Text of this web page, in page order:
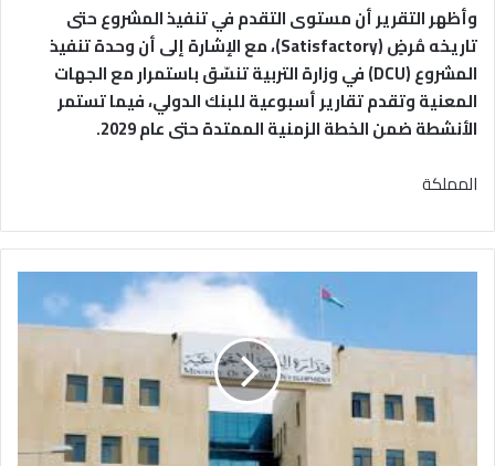
وأظهر التقرير أن مستوى التقدم في تنفيذ المشروع حتى
تاريخه مُرضٍ (Satisfactory)، مع الإشارة إلى أن وحدة تنفيذ
المشروع (DCU) في وزارة التربية تنسّق باستمرار مع الجهات
المعنية وتقدم تقارير أسبوعية للبنك الدولي، فيما تستمر
الأنشطة ضمن الخطة الزمنية الممتدة حتى عام 2029.
المملكة
م